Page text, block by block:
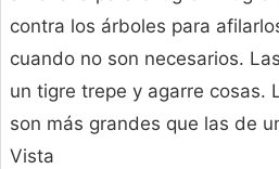
contra los árboles para
cuando no son necesarios.
un tigre trepe y agarre cosas.
son más grandes que las de
Vista